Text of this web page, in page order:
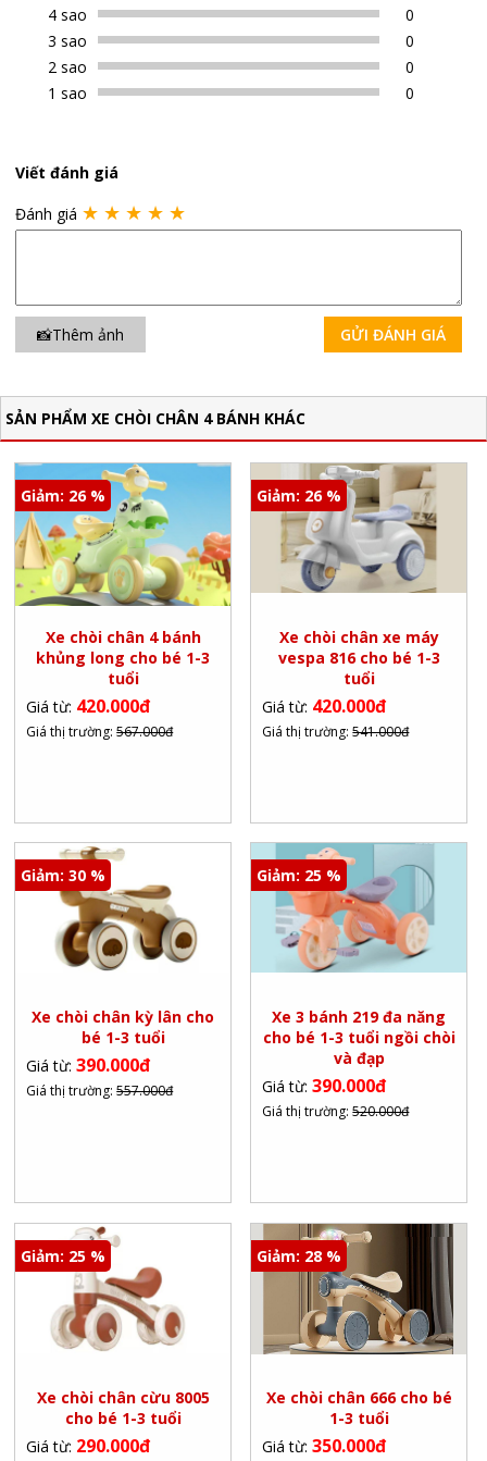
4 sao
0
3 sao
0
2 sao
0
1 sao
0
Viết đánh giá
Đánh giá ★ ★ ★ ★ ★
📸Thêm ảnh GỬI ĐÁNH GIÁ
SẢN PHẨM XE CHÒI CHÂN 4 BÁNH KHÁC
Giảm: 26 %
Xe chòi chân 4 bánh
khủng long cho bé 1-3
tuổi
Giá từ: 420.000đ
Giá thị trường:567.000đ
Giảm: 26 %
Xe chòi chân xe máy
vespa 816 cho bé 1-3
tuổi
Giá từ: 420.000đ
Giá thị trường:541.000đ
Giảm: 30 %
Xe chòi chân kỳ lân cho
bé 1-3 tuổi
Giá từ:390.000đ
Giá thị trường:557.000đ
Giảm: 25 %
Xe 3 bánh 219 đa năng
cho bé 1-3 tuổi ngồi chòi
và đạp
Giá từ:390.000đ
Giá thị trường:520.000đ
Giảm: 25 %
Xe chòi chân cừu 8005
cho bé 1-3 tuổi
Giá từ: 290.000đ
Giảm: 28 %
Xe chòi chân 666 cho bé
1-3 tuổi
Giá từ:350.000đ